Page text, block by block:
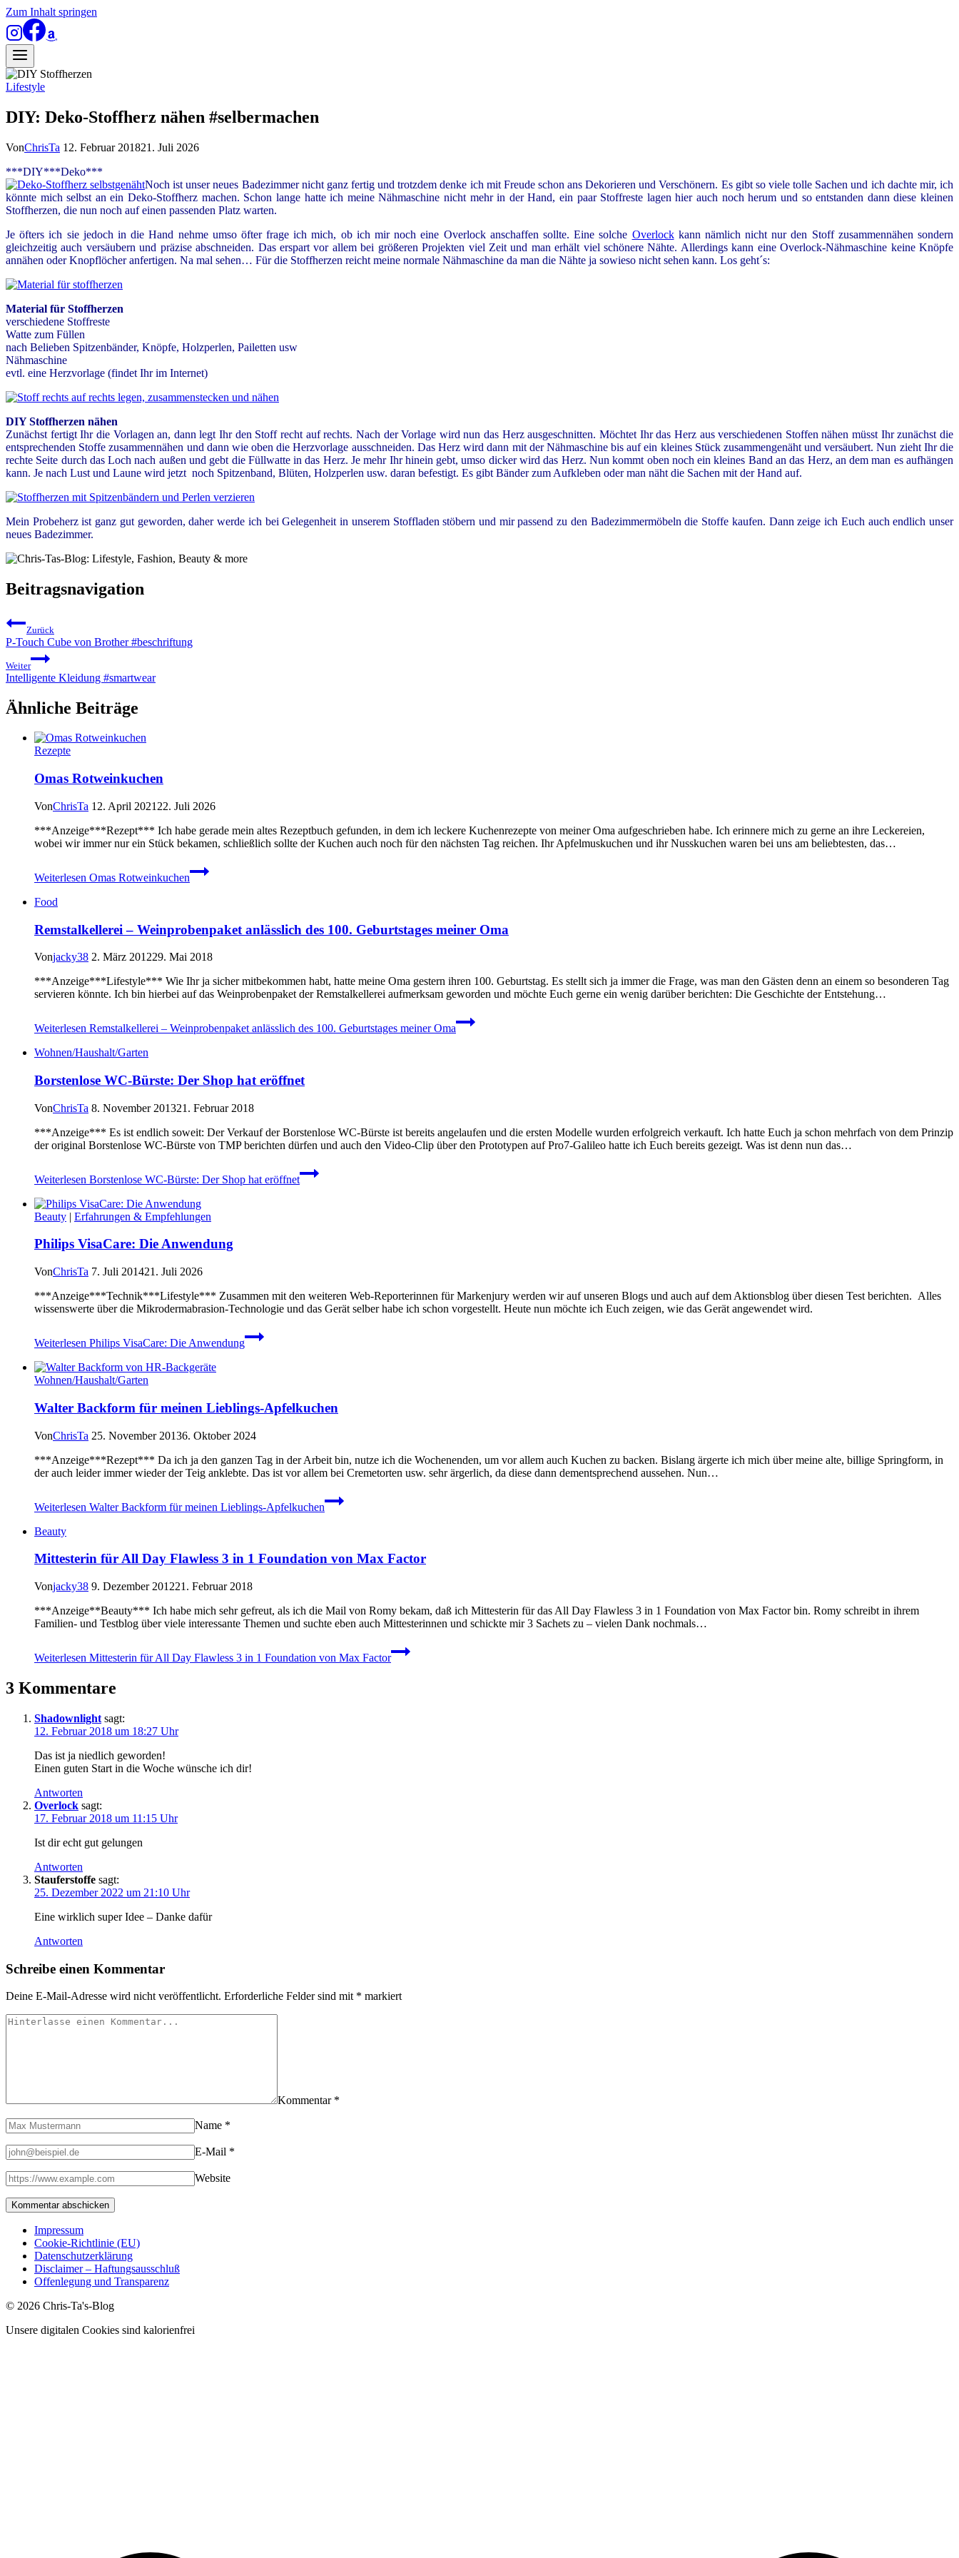
Zum Inhalt springen
Lifestyle
DIY: Deko-Stoffherz nähen #selbermachen
VonChrisTa 12. Februar 201821. Juli 2026
***DIY***Deko***
Noch ist unser neues Badezimmer nicht ganz fertig und trotzdem denke ich mit Freude schon ans Dekorieren und Verschönern. Es gibt so viele tolle Sachen und ich dachte mir, ich
könnte mich selbst an ein Deko-Stoffherz machen. Schon lange hatte ich meine Nähmaschine nicht mehr in der Hand, ein paar Stoffreste lagen hier auch noch herum und so entstanden dann diese kleinen
Stoffherzen, die nun noch auf einen passenden Platz warten.
Je öfters ich sie jedoch in die Hand nehme umso öfter frage ich mich, ob ich mir noch eine Overlock anschaffen sollte. Eine solche Overlockkann nämlich nicht nur den Stoff zusammennähen sondern
gleichzeitig auch versäubern und präzise abschneiden. Das erspart vor allem bei größeren Projekten viel Zeit und man erhält viel schönere Nähte. Allerdings kann eine Overlock-Nähmaschine keine Knöpfe
annähen oder Knopflöcher anfertigen. Na mal sehen… Für die Stoffherzen reicht meine normale Nähmaschine da man die Nähte ja sowieso nicht sehen kann. Los geht´s:
Material für Stoffherzen
verschiedene Stoffreste
Watte zum Füllen
nach Belieben Spitzenbänder, Knöpfe, Holzperlen, Pailetten usw
Nähmaschine
evtl. eine Herzvorlage (findet Ihr im Internet)
DIY Stoffherzen nähen
Zunächst fertigt Ihr die Vorlagen an, dann legt Ihr den Stoff recht auf rechts. Nach der Vorlage wird nun das Herz ausgeschnitten. Möchtet Ihr das Herz aus verschiedenen Stoffen nähen müsst Ihr zunächst die
entsprechenden Stoffe zusammennähen und dann wie oben die Herzvorlage ausschneiden. Das Herz wird dann mit der Nähmaschine bis auf ein kleines Stück zusammengenäht und versäubert. Nun zieht Ihr die
rechte Seite durch das Loch nach außen und gebt die Füllwatte in das Herz. Je mehr Ihr hinein gebt, umso dicker wird das Herz. Nun kommt oben noch ein kleines Band an das Herz, an dem man es aufhängen
kann. Je nach Lust und Laune wird jetzt noch Spitzenband, Blüten, Holzperlen usw. daran befestigt. Es gibt Bänder zum Aufkleben oder man näht die Sachen mit der Hand auf.
Mein Probeherz ist ganz gut geworden, daher werde ich bei Gelegenheit in unserem Stoffladen stöbern und mir passend zu den Badezimmermöbeln die Stoffe kaufen. Dann zeige ich Euch auch endlich unser
neues Badezimmer.
Beitragsnavigation
Zurück
P-Touch Cube von Brother #beschriftung
Weiter
Intelligente Kleidung #smartwear
Ähnliche Beiträge
Rezepte
Omas Rotweinkuchen
VonChrisTa 12. April 2021 22. Juli 2026
***Anzeige***Rezept*** Ich habe gerade mein altes Rezeptbuch gefunden, in dem ich leckere Kuchenrezepte von meiner Oma aufgeschrieben habe. Ich erinnere mich zu gerne an ihre Leckereien,
wobei wir immer nur ein Stück bekamen, schließlich sollte der Kuchen auch noch für den nächsten Tag reichen. Ihr Apfelmuskuchen und ihr Nusskuchen waren bei uns am beliebtesten, das…
Weiterlesen Omas Rotweinkuchen
Food
Remstalkellerei – Weinprobenpaket anlässlich des 100. Geburtstages meiner Oma
Vonjacky38 2. März 201229. Mai 2018
***Anzeige***Lifestyle*** Wie Ihr ja sicher mitbekommen habt, hatte meine Oma gestern ihren 100. Geburtstag. Es stellt sich ja immer die Frage, was man den Gästen denn an einem so besonderen Tag
servieren könnte. Ich bin hierbei auf das Weinprobenpaket der Remstalkellerei aufmerksam geworden und möchte Euch gerne ein wenig darüber berichten: Die Geschichte der Entstehung…
Weiterlesen Remstalkellerei – Weinprobenpaket anlässlich des 100. Geburtstages meiner Oma
Wohnen/Haushalt/Garten
Borstenlose WC-Bürste: Der Shop hat eröffnet
VonChrisTa 8. November 201321. Februar 2018
***Anzeige*** Es ist endlich soweit: Der Verkauf der Borstenlose WC-Bürste ist bereits angelaufen und die ersten Modelle wurden erfolgreich verkauft. Ich hatte Euch ja schon mehrfach von dem Prinzip
der original Borstenlose WC-Bürste von TMP berichten dürfen und auch den Video-Clip über den Prototypen auf Pro7-Galileo hatte ich Euch bereits gezeigt. Was ist denn nun das…
Weiterlesen Borstenlose WC-Bürste: Der Shop hat eröffnet
Beauty | Erfahrungen & Empfehlungen
Philips VisaCare: Die Anwendung
VonChrisTa 7. Juli 201421. Juli 2026
***Anzeige***Technik***Lifestyle*** Zusammen mit den weiteren Web-Reporterinnen für Markenjury werden wir auf unseren Blogs und auch auf dem Aktionsblog über diesen Test berichten. Alles
wissenswerte über die Mikrodermabrasion-Technologie und das Gerät selber habe ich schon vorgestellt. Heute nun möchte ich Euch zeigen, wie das Gerät angewendet wird.
Weiterlesen Philips VisaCare: Die Anwendung
Wohnen/Haushalt/Garten
Walter Backform für meinen Lieblings-Apfelkuchen
VonChrisTa 25. November 20136. Oktober 2024
***Anzeige***Rezept*** Da ich ja den ganzen Tag in der Arbeit bin, nutze ich die Wochenenden, um vor allem auch Kuchen zu backen. Bislang ärgerte ich mich über meine alte, billige Springform, in
der auch leider immer wieder der Teig anklebte. Das ist vor allem bei Cremetorten usw. sehr ärgerlich, da diese dann dementsprechend aussehen. Nun…
Weiterlesen Walter Backform für meinen Lieblings-Apfelkuchen
Beauty
Mittesterin für All Day Flawless 3 in 1 Foundation von Max Factor
Vonjacky38 9. Dezember 201221. Februar 2018
***Anzeige**Beauty*** Ich habe mich sehr gefreut, als ich die Mail von Romy bekam, daß ich Mittesterin für das All Day Flawless 3 in 1 Foundation von Max Factor bin. Romy schreibt in ihrem
Familien- und Testblog über viele interessante Themen und suchte eben auch Mittesterinnen und schickte mir 3 Sachets zu – vielen Dank nochmals…
Weiterlesen Mittesterin für All Day Flawless 3 in 1 Foundation von Max Factor
3 Kommentare
Shadownlight sagt:
12. Februar 2018 um 18:27 Uhr
Das ist ja niedlich geworden!
Einen guten Start in die Woche wünsche ich dir!
Antworten
Overlock sagt:
17. Februar 2018 um 11:15 Uhr
Ist dir echt gut gelungen
Antworten
Stauferstoffe sagt:
25. Dezember 2022 um 21:10 Uhr
Eine wirklich super Idee – Danke dafür
Antworten
Schreibe einen Kommentar
Deine E-Mail-Adresse wird nicht veröffentlicht. Erforderliche Felder sind mit * markiert
Kommentar *
Name *
E-Mail *
Website
Impressum
Cookie-Richtlinie (EU)
Datenschutzerklärung
Disclaimer – Haftungsausschluß
Offenlegung und Transparenz
© 2026 Chris-Ta's-Blog
Unsere digitalen Cookies sind kalorienfrei